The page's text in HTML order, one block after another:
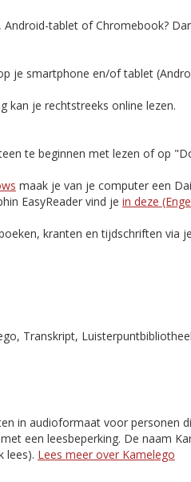
tablet of Chromebook?
je smartphone en/of tablet
kan je rechtstreeks online lezen.
te beginnen met lezen of op
maak je van je computer een
EasyReader vind je in deze
kranten en tijdschriften via
Transkript,
in audioformaat voor personen
een leesbeperking. De naam
lees). Lees meer over Kamelego